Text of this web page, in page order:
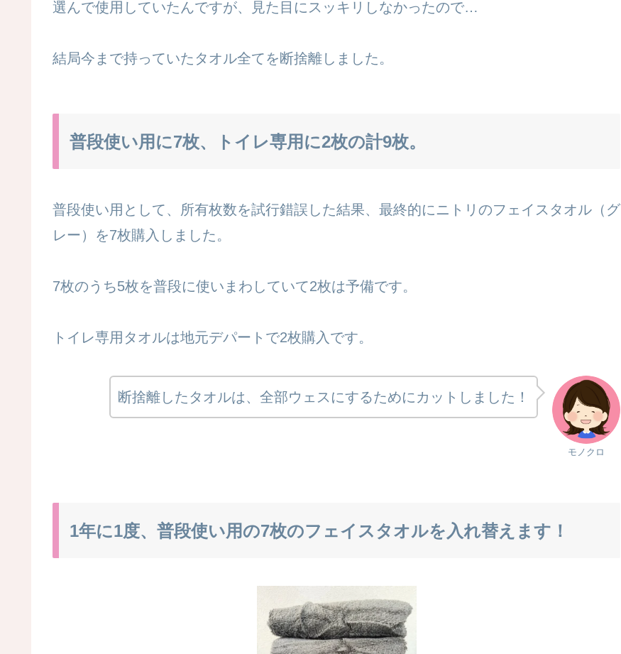
選んで使用していたんですが、見た目にスッキリしなかったので…
結局今まで持っていたタオル全てを断捨離しました。
普段使い用に7枚、トイレ専用に2枚の計9枚。
普段使い用として、所有枚数を試行錯誤した結果、最終的にニトリのフェイスタオル（グ
レー）を7枚購入しました。
7枚のうち5枚を普段に使いまわしていて2枚は予備です。
トイレ専用タオルは地元デパートで2枚購入です。
モノクロ
断捨離したタオルは、全部ウェスにするためにカットしました！
1年に1度、普段使い用の7枚のフェイスタオルを入れ替えます！